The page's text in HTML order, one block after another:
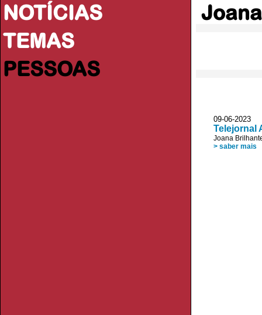
NOTÍCIAS
TEMAS
PESSOAS
09-06-2023
Telejornal
Joana
> saber mais